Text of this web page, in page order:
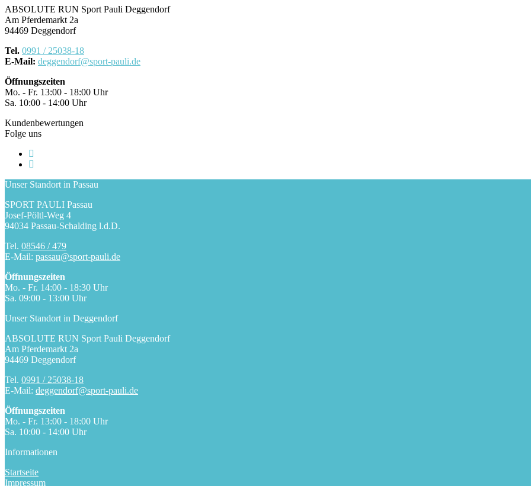
ABSOLUTE RUN Sport Pauli Deggendorf
Am Pferdemarkt 2a
94469 Deggendorf
Tel. 0991 / 25038-18
E-Mail: deggendorf@sport-pauli.de
Öffnungszeiten
Mo. - Fr. 13:00 - 18:00 Uhr
Sa. 10:00 - 14:00 Uhr
Kundenbewertungen
Folge uns
Unser Standort in Passau
SPORT PAULI Passau
Josef-Pöltl-Weg 4
94034 Passau-Schalding l.d.D.
Tel. 08546 / 479
E-Mail: passau@sport-pauli.de
Öffnungszeiten
Mo. - Fr. 14:00 - 18:30 Uhr
Sa. 09:00 - 13:00 Uhr
Unser Standort in Deggendorf
ABSOLUTE RUN Sport Pauli Deggendorf
Am Pferdemarkt 2a
94469 Deggendorf
Tel. 0991 / 25038-18
E-Mail: deggendorf@sport-pauli.de
Öffnungszeiten
Mo. - Fr. 13:00 - 18:00 Uhr
Sa. 10:00 - 14:00 Uhr
Informationen
Startseite
Impressum